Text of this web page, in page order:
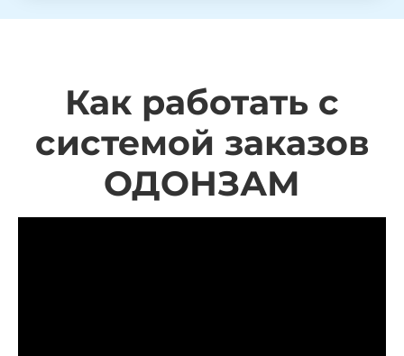
Как работать с
системой заказов
ОДОНЗАМ